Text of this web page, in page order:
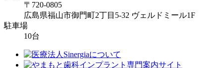
〒720-0805
広島県福山市御門町2丁目5-32 ヴェルドミール1F
駐車場
10台